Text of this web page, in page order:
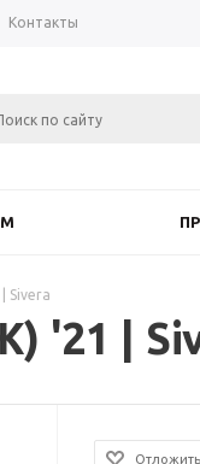
Контакты
Sivera
'21 |
Отложить